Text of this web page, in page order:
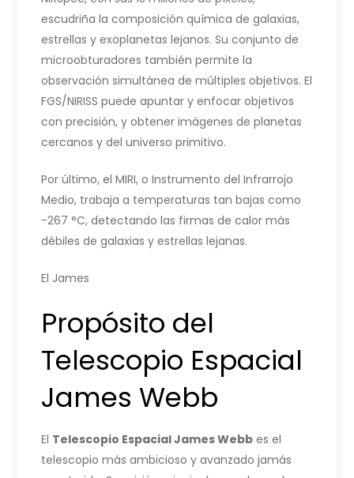
escudriña la composición química de galaxias,
estrellas y exoplanetas lejanos. Su conjunto de
microobturadores también permite la
observación simultánea de múltiples objetivos. El
FGS/NIRISS puede apuntar y enfocar objetivos
con precisión, y obtener imágenes de planetas
cercanos y del universo primitivo.
Por último, el MIRI, o Instrumento del Infrarrojo
Medio, trabaja a temperaturas tan bajas como
-267 °C, detectando las firmas de calor más
débiles de galaxias y estrellas lejanas.
El James
Propósito del
Telescopio Espacial
James Webb
El Telescopio Espacial James Webb es el
telescopio más ambicioso y avanzado jamás